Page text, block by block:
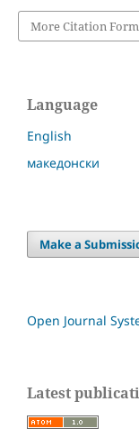
More Citation
Language
English
македонски
Make a
Open Journal
Latest